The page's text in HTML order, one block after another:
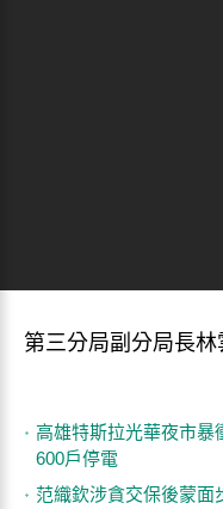
第三分局副分局長林
高雄特斯拉光華夜市
600戶停電
范織欽涉貪交保後蒙面